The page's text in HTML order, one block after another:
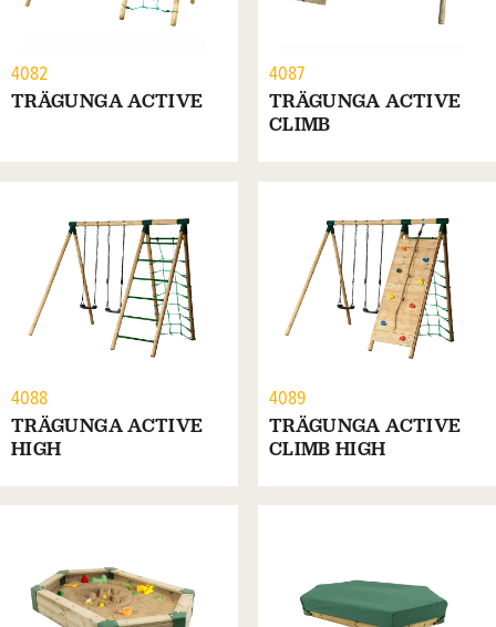
4082
TRÄGUNGA ACTIVE
4087
TRÄGUNGA ACTIVE
CLIMB
4088
TRÄGUNGA ACTIVE
HIGH
4089
TRÄGUNGA ACTIVE
CLIMB HIGH